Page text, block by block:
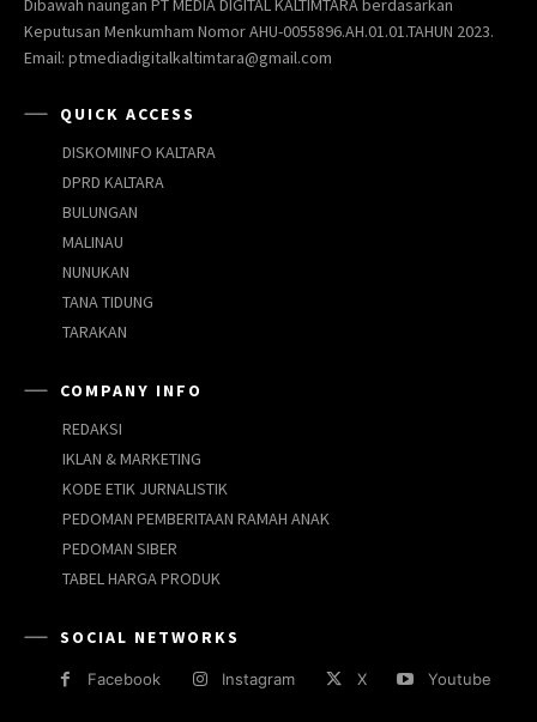
Dibawah naungan PT MEDIA DIGITAL KALTIMTARA berdasarkan
Keputusan Menkumham Nomor AHU-0055896.AH.01.01.TAHUN 2023.
Email: ptmediadigitalkaltimtara@gmail.com
QUICK ACCESS
DISKOMINFO KALTARA
DPRD KALTARA
BULUNGAN
MALINAU
NUNUKAN
TANA TIDUNG
TARAKAN
COMPANY INFO
REDAKSI
IKLAN & MARKETING
KODE ETIK JURNALISTIK
PEDOMAN PEMBERITAAN RAMAH ANAK
PEDOMAN SIBER
TABEL HARGA PRODUK
SOCIAL NETWORKS
Facebook Instagram X Youtube